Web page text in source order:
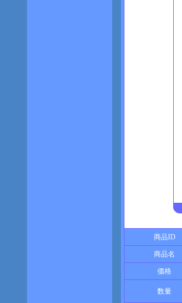
商品ID
商品名
価格
数量